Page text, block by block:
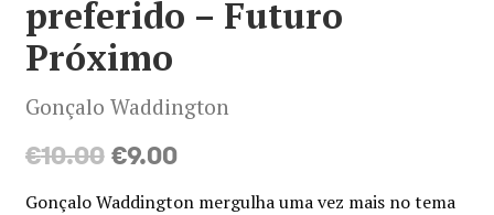
preferido – Futuro
Próximo
Gonçalo Waddington
€10.00 O
preço
€9.00O
preço
Gonçalo Waddington mergulha uma vez mais no tema